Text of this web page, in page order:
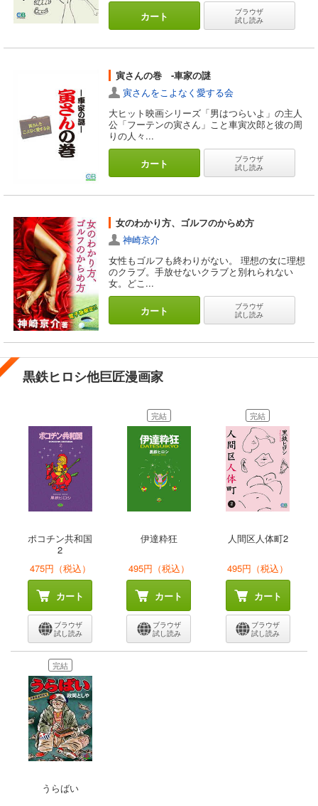
カート
ブラウザ
試し読み
寅さんの巻 ‐車家の謎
寅さんをこよなく愛する会
大ヒット映画シリーズ「男はつらいよ」の主人
公「フーテンの寅さん」こと車寅次郎と彼の周
りの人々...
カート
ブラウザ
試し読み
女のわかり方、ゴルフのからめ方
神崎京介
女性もゴルフも終わりがない。 理想の女に理想
のクラブ。手放せないクラブと別れられない
女。どこ...
カート
ブラウザ
試し読み
黒鉄ヒロシ他巨匠漫画家
ポコチン共和国
2
475円（税込）
カート
ブラウザ
試し読み
完結
伊達粋狂
495円（税込）
カート
ブラウザ
試し読み
完結
人間区人体町2
495円（税込）
カート
ブラウザ
試し読み
完結
うらばい